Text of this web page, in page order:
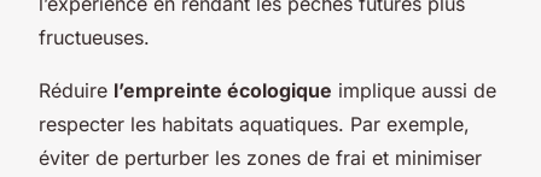
fructueuses.
Réduire l’empreinte écologique implique aussi de
respecter les habitats aquatiques. Par exemple,
éviter de perturber les zones de frai et minimiser